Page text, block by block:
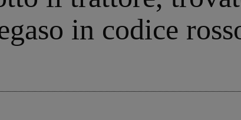
in codice